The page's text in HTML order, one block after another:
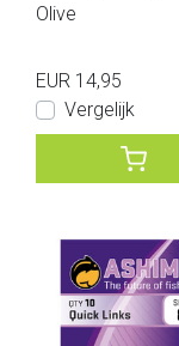
Olive
EUR 14,95
Vergelijk